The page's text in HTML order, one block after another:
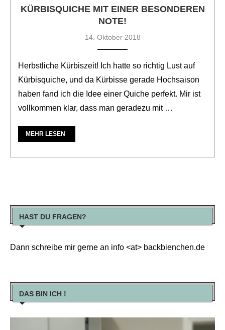
KÜRBISQUICHE MIT EINER BESONDEREN
NOTE!
14. Oktober 2018
Herbstliche Kürbiszeit! Ich hatte so richtig Lust auf
Kürbisquiche, und da Kürbisse gerade Hochsaison
haben fand ich die Idee einer Quiche perfekt. Mir ist
vollkommen klar, dass man geradezu mit …
MEHR LESEN
HAST DU FRAGEN?
Dann schreibe mir gerne an info <at> backbienchen.de
DAS BIN ICH !